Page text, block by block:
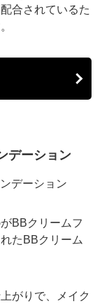
合されているた
デーション
BBクリームフ
たBBクリーム
がりで、メイク